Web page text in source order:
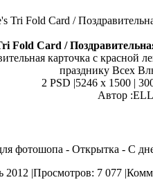
Fold Card /
карточка с красной
празднику Всех
2 PSD |5246 x 1500 |
Автор
фотошопа - Открытка - С
2012 |Просмотров: 7 077 |